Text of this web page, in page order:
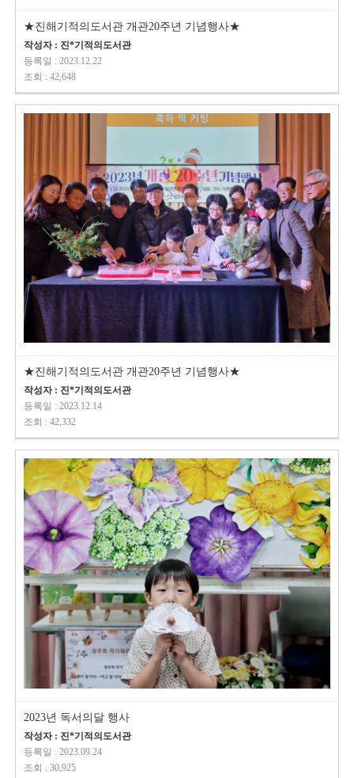
★진해기적의도서관 개관20주년 기념행사★
작성자 : 진*기적의도서관
등록일 : 2023.12.22
조회 : 42,648
★진해기적의도서관 개관20주년 기념행사★
작성자 : 진*기적의도서관
등록일 : 2023.12.14
조회 : 42,332
2023년 독서의달 행사
작성자 : 진*기적의도서관
등록일 : 2023.09.24
조회 : 30,925